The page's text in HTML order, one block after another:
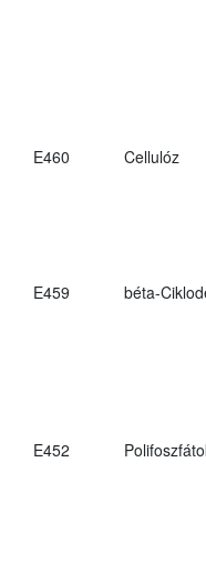
E460 Cellulóz
E459
béta-
E452